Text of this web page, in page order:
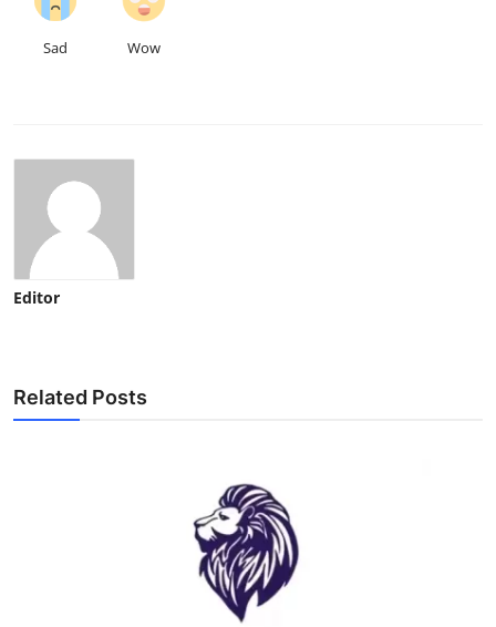
Sad Wow
Editor
Related Posts